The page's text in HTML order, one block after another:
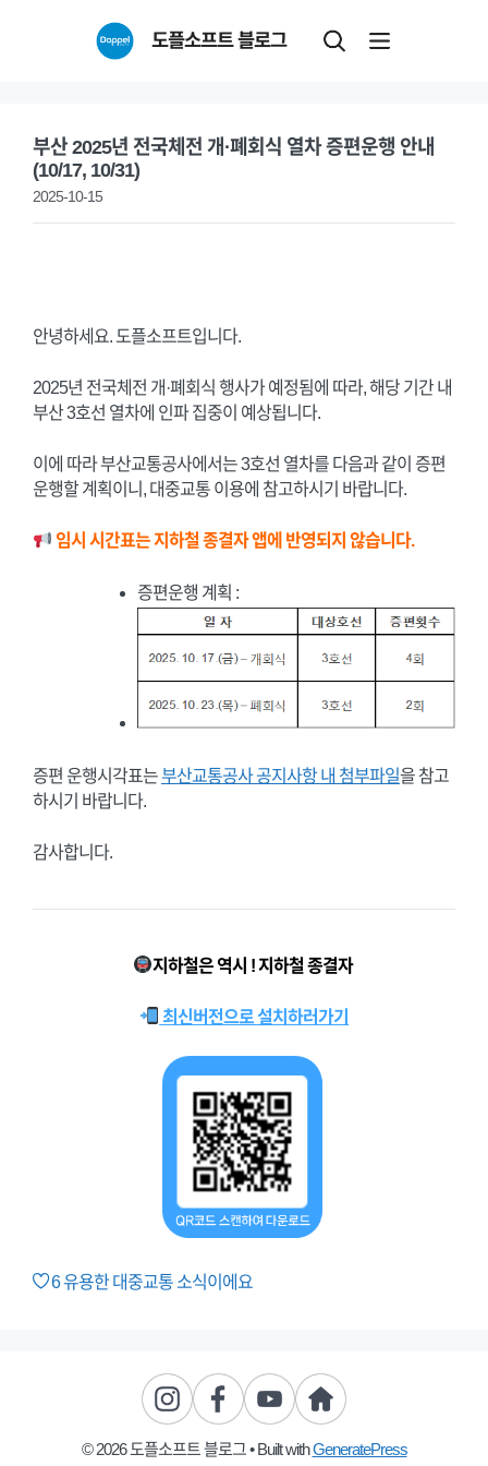
도플소프트 블로그
부산 2025년 전국체전 개·폐회식 열차 증편운행 안내
(10/17, 10/31)
2025-10-15
안녕하세요. 도플소프트입니다.
2025년 전국체전 개·폐회식 행사가 예정됨에 따라, 해당 기간 내
부산 3호선 열차에 인파 집중이 예상됩니다.
이에 따라 부산교통공사에서는 3호선 열차를 다음과 같이 증편
운행할 계획이니, 대중교통 이용에 참고하시기 바랍니다.
임시 시간표는 지하철 종결자 앱에 반영되지 않습니다.
증편운행 계획 :
증편 운행시각표는부산교통공사 공지사항 내 첨부파일을 참고
하시기 바랍니다.
감사합니다.
지하철은 역시 ! 지하철 종결자
최신버전으로 설치하러가기
6유용한 대중교통 소식이에요
© 2026 도플소프트 블로그• Built withGeneratePress